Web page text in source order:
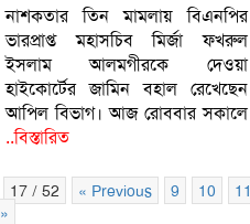
নাশকতার তিন মামলায় বিএনপির
ভারপ্রাপ্ত মহাসচিব মির্জা ফখরুল
ইসলাম আলমগীরকে দেওয়া
হাইকোর্টের জামিন বহাল রেখেছেন
আপিল বিভাগ। আজ রোববার সকালে
..বিস্তারিত
17 / 52 « Previous 9 10 11
»